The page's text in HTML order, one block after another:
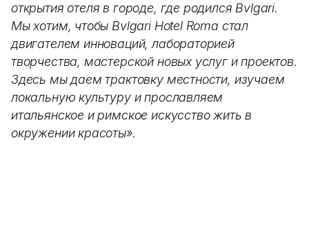
открытия отеля в городе, где родился Bvlgari.
Мы хотим, чтобы Bvlgari Hotel Roma стал
двигателем инноваций, лабораторией
творчества, мастерской новых услуг и проектов.
Здесь мы даем трактовку местности, изучаем
локальную культуру и прославляем
итальянское и римское искусство жить в
окружении красоты».